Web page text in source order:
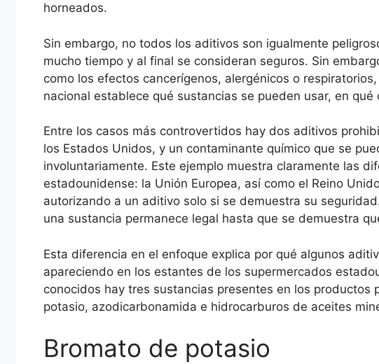
horneados.
Sin embargo, no todos los aditivos son igualmente
mucho tiempo y al final se consideran seguros. Sin
como los efectos cancerígenos, alergénicos o
nacional establece qué sustancias se pueden usar, en
Entre los casos más controvertidos hay dos aditivos
los Estados Unidos, y un contaminante químico que se
involuntariamente. Este ejemplo muestra claramente las
estadounidense: la Unión Europea, así como el Reino
autorizando a un aditivo solo si se demuestra su
una sustancia permanece legal hasta que se demuestra
Esta diferencia en el enfoque explica por qué algunos
apareciendo en los estantes de los supermercados
conocidos hay tres sustancias presentes en los productos
potasio, azodicarbonamida e hidrocarburos de aceites
Bromato de potasio